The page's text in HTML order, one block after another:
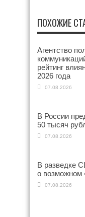
ПОХОЖИЕ
Агентство
рейтинг
2026 года
07.08.2026
В России
50 тысяч
07.08.2026
В разведке
о возможном
07.08.2026